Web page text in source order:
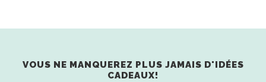
VOUS NE MANQUEREZ PLUS JAMAIS D'IDÉES
CADEAUX!